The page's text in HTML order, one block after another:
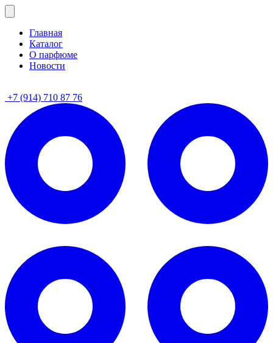
Главная
Каталог
О парфюме
Новости
+7 (914) 710 87 76